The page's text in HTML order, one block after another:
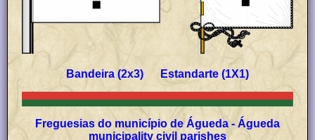
Bandeira (2x3) Estandarte (1X1)
Freguesias do município de Águeda - Águeda
municipality civil parishes